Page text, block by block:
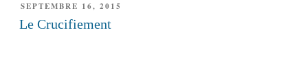
PUBLIÉ
LE
SEPTEMBRE 16, 2015
Le Crucifiement